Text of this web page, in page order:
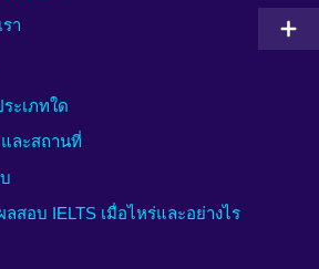
า
ะเภทใด
ละสถานที่
สอบ IELTS เมื่อไหร่และอย่างไร